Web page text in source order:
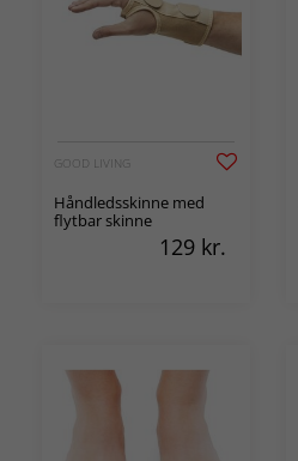
GOOD LIVING
Håndledsskinne med
flytbar skinne
129 kr.